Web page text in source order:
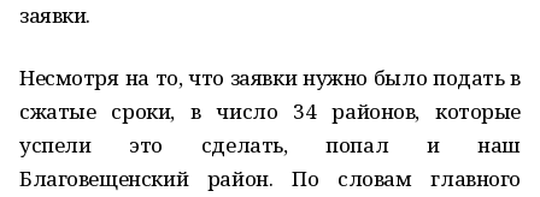
заявки.
Несмотря на то, что заявки нужно было подать в
сжатые сроки, в число 34 районов, которые
успели это сделать, попал и наш
Благовещенский район. По словам главного